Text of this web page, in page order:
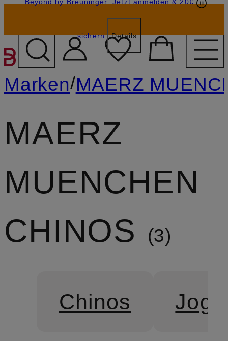
ZUM HAUPTINHALT
sichern Details
GESCHENK20
Marken/MAERZ
MAERZ
MUENCHEN
CHINOS
3
Chinos